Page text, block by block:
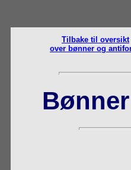
Tilbake til oversikt
over bønner og